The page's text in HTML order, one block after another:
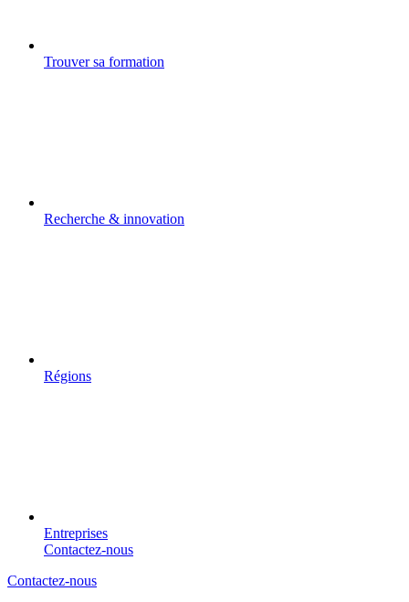
Trouver sa formation
Recherche & innovation
Régions
Entreprises
Contactez-nous
Contactez-nous